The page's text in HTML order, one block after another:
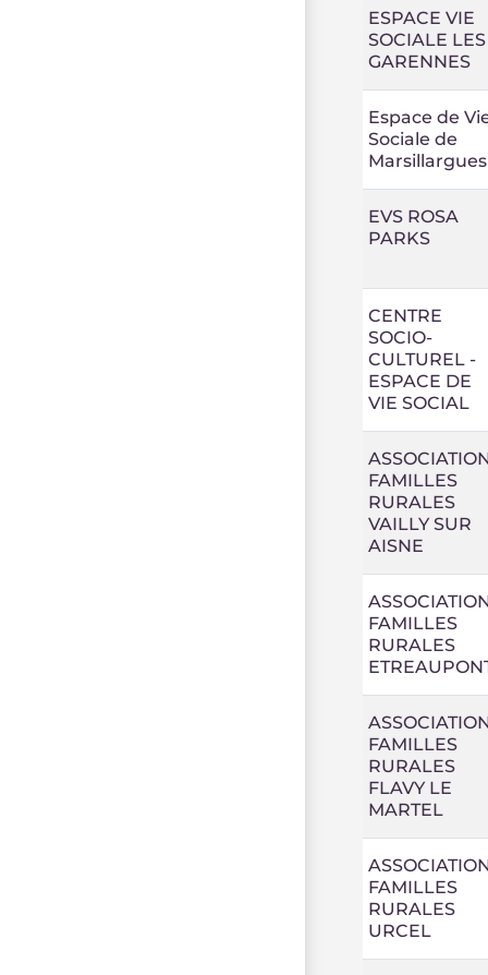
ESPACE VIE
SOCIALE LES
GARENNES
Espace de
Sociale de
Marsillargues
EVS ROSA
PARKS
CENTRE
SOCIO-
CULTUREL -
ESPACE DE
VIE SOCIAL
FAMILLES
RURALES
VAILLY SUR
AISNE
FAMILLES
RURALES
FAMILLES
RURALES
FLAVY LE
MARTEL
FAMILLES
RURALES
URCEL